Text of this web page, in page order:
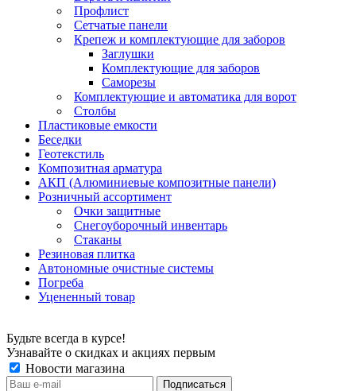
Профлист
Сетчатые панели
Крепеж и комплектующие для заборов
Заглушки
Комплектующие для заборов
Саморезы
Комплектующие и автоматика для ворот
Столбы
Пластиковые емкости
Беседки
Геотекстиль
Композитная арматура
АКП (Алюминиевые композитные панели)
Розничный ассортимент
Очки защитные
Снегоуборочный инвентарь
Стаканы
Резиновая плитка
Автономные очистные системы
Погреба
Уцененный товар
Будьте всегда в курсе!
Узнавайте о скидках и акциях первым
Новости магазина